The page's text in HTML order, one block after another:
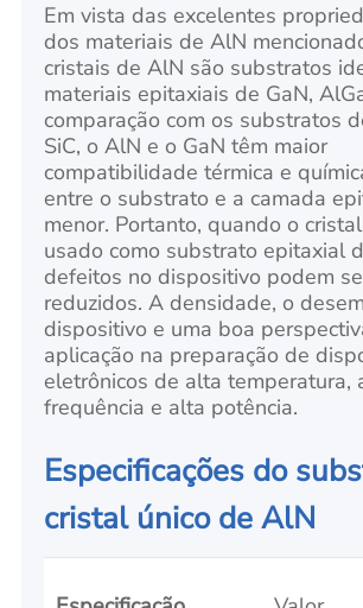
Em vista das excelentes
dos materiais de AlN
cristais de AlN são substratos
materiais epitaxiais de GaN,
comparação com os substratos
SiC, o AlN e o GaN têm maior
compatibilidade térmica e
entre o substrato e a camada
menor. Portanto, quando o
usado como substrato epitaxial
defeitos no dispositivo podem
reduzidos. A densidade, o
dispositivo e uma boa
aplicação na preparação de
eletrônicos de alta temperatura,
frequência e alta potência.
Especificações do
cristal único de AlN